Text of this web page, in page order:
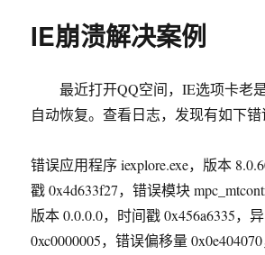
IE崩溃解决案例
最近打开QQ空间，IE选项卡老
自动恢复。查看日志，发现有如下错
错误应用程序 iexplore.exe，版本
戳 0x4d633f27，错误模块
版本 0.0.0.0，时间戳 0x456a6335，
0xc0000005，错误偏移量